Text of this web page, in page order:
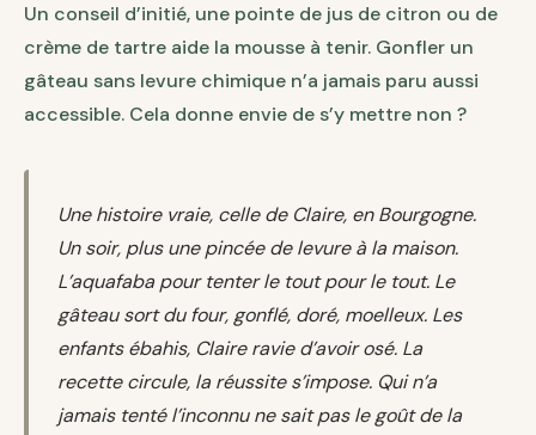
Un conseil d’initié, une pointe de jus de citron ou de
crème de tartre aide la mousse à tenir. Gonfler un
gâteau sans levure chimique n’a jamais paru aussi
accessible. Cela donne envie de s’y mettre non ?
Une histoire vraie, celle de Claire, en Bourgogne.
Un soir, plus une pincée de levure à la maison.
L’aquafaba pour tenter le tout pour le tout. Le
gâteau sort du four, gonflé, doré, moelleux. Les
enfants ébahis, Claire ravie d’avoir osé. La
recette circule, la réussite s’impose. Qui n’a
jamais tenté l’inconnu ne sait pas le goût de la